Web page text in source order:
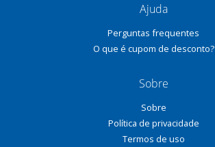
Ajuda
Perguntas frequentes
O que é cupom de desconto?
Sobre
Sobre
Política de privacidade
Termos de uso